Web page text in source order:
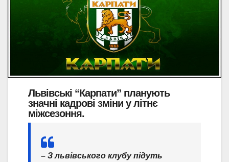
Львівські “Карпати” планують
значні кадрові зміни у літнє
міжсезоння.
– З львівського клубу підуть